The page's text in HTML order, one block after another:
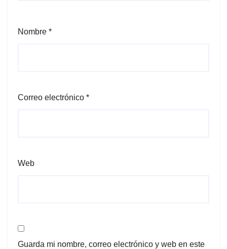
Nombre *
Correo electrónico *
Web
Guarda mi nombre, correo electrónico y web en este